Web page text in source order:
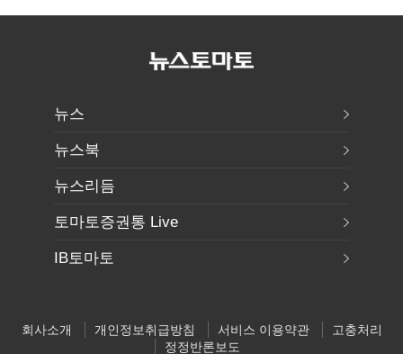
뉴스
뉴스북
뉴스리듬
토마토증권통 Live
IB토마토
회사소개 개인정보취급방침 서비스 이용약관
고충처리
정정반론보도